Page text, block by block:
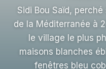
Sidi Bou Saïd,
de la Méditerranée à
le village le plus
maisons blanches
fenêtres bleu